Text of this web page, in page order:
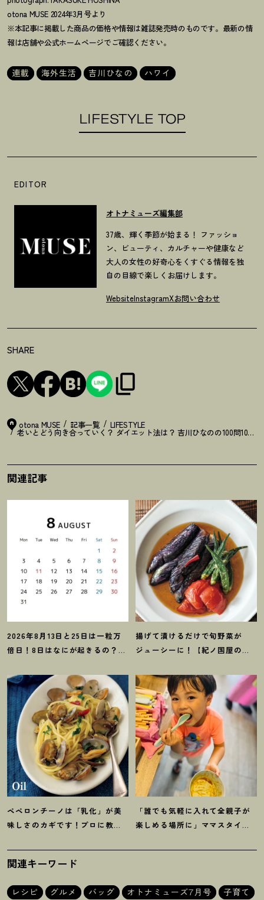
otona MUSE 2024年3月号より
※本記事に掲載した商品の価格や情報は雑誌発売時のものです。最新の情
報は店舗や公式ホームページでご確認ください。
連載 海外生活 吉川ひなの ハワイ
LIFESTYLE TOP
EDITOR
オトナミューズ編集部
37歳、輝く季節が始まる！ ファッショ
ン、ビューティ、カルチャーや健康など
大人の女性の好奇心をくすぐる情報を独
自の目線で楽しくお届けします。
WebsiteInstagramXお問い合わせ
SHARE
otona MUSE 記事一覧 LIFESTYLE
老いとどう向き合っていく ？ ダイエット法は ？ 吉川ひなのの100問100
関連記事
2026年8月13日と25日は一粒万
倍日 ！ 8日はなにが起きるの ？ 吉
揚げて漬けるだけで旬野菜が
ジューシーに ！
【紀ノ国屋のつ
シピ
ペペロンチーノは「乳化」が美
味しさのカギです ！ プロに教わ
「誰でも気軽に入れて全親子が
楽しめる場所に」ママスタイリ
堂】
関連キーワード
レシピ グルメ バッグ オトナミューズ7月号
子育て